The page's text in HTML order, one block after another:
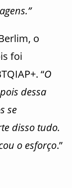
o
foi
“O
dessa
se
disso tudo.
o esforço.”